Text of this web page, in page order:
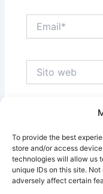
To provide the best
store and/or access
technologies will allow us
unique IDs on this site.
adversely affect certain
web
Salva il mio